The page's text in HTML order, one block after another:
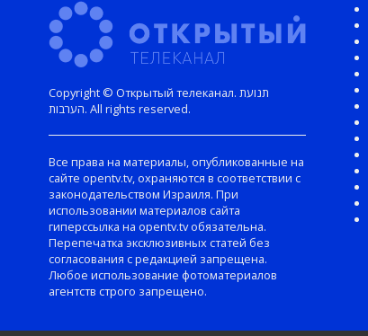
Copyright © Открытый телеканал. תנועת
הערבות. All rights reserved.
Все права на материалы, опубликованные на
сайте opentv.tv, охраняются в соответствии с
законодательством Израиля. При
использовании материалов сайта
гиперссылка на opentv.tv обязательна.
Перепечатка эксклюзивных статей без
согласования с редакцией запрещена.
Любое использование фотоматериалов
агентств строго запрещено.